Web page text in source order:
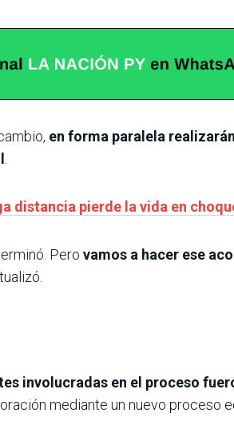
en forma paralela
distancia pierde la vida en
Pero vamos a hacer ese
involucradas en el proceso
mediante un nuevo proceso